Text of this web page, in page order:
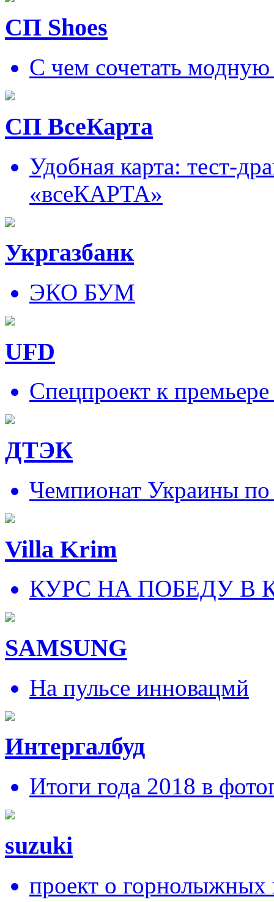
СП Shoes
С чем сочетать модную
СП ВсеКарта
Удобная карта: тест-
«всеКАРТА»
Укргазбанк
ЭКО БУМ
UFD
Спецпроект к
ДТЭК
Чемпионат Украины
Villa Krim
КУРС НА ПОБЕДУ В
SAMSUNG
На пульсе инновацмй
Интергалбуд
Итоги года 2018 в
suzuki
проект о горнолыжных